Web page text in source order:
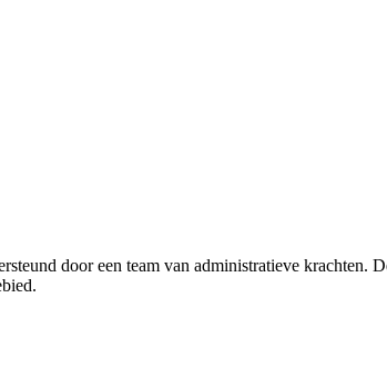
door een team van administratieve